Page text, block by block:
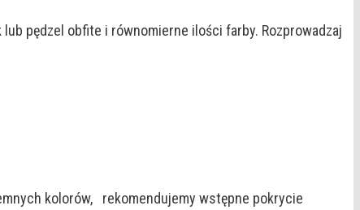
pędzel obfite i równomierne ilości farby. Rozprowadzaj
kolorów, rekomendujemy wstępne pokrycie